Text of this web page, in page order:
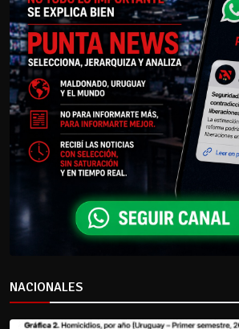
NACIONALES